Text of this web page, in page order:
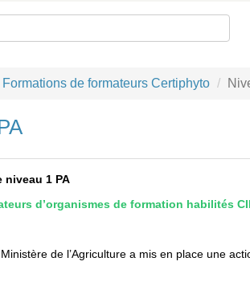
Formations de formateurs Certiphyto
niveau 1 PA
d’organismes de formation habilités
de l’Agriculture a mis en place une